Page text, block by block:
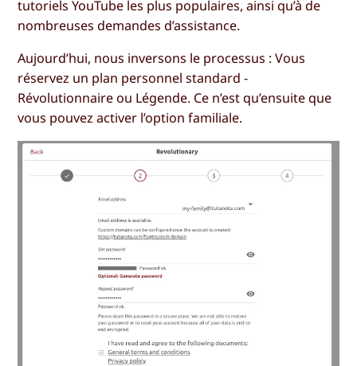
tutoriels YouTube les plus populaires, ainsi qu’à de
nombreuses demandes d’assistance.
Aujourd’hui, nous inversons le processus : Vous
réservez un plan personnel standard -
Révolutionnaire ou Légende. Ce n’est qu’ensuite que
vous pouvez activer l’option familiale.